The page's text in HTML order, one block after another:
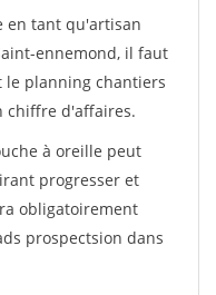
en tant qu'artisan
ennemond, il faut
planning chantiers
chiffre d'affaires.
à oreille peut
progresser et
obligatoirement
prospectsion dans